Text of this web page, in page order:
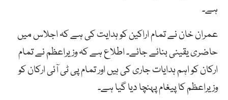
ہے۔
عمران خان نے تمام اراکین کو ہدایت کی ہے کہ اجلاس میں
حاضری یقینی بنائے جائے۔ اطلاع ہے کہ وزیراعظم نے تمام
ارکان کو اہم ہدایات جاری کی ہیں اور تمام پی ٹی آئی ارکان کو
وزیراعظم کا پیغام پہنچا دیا گیا ہے۔